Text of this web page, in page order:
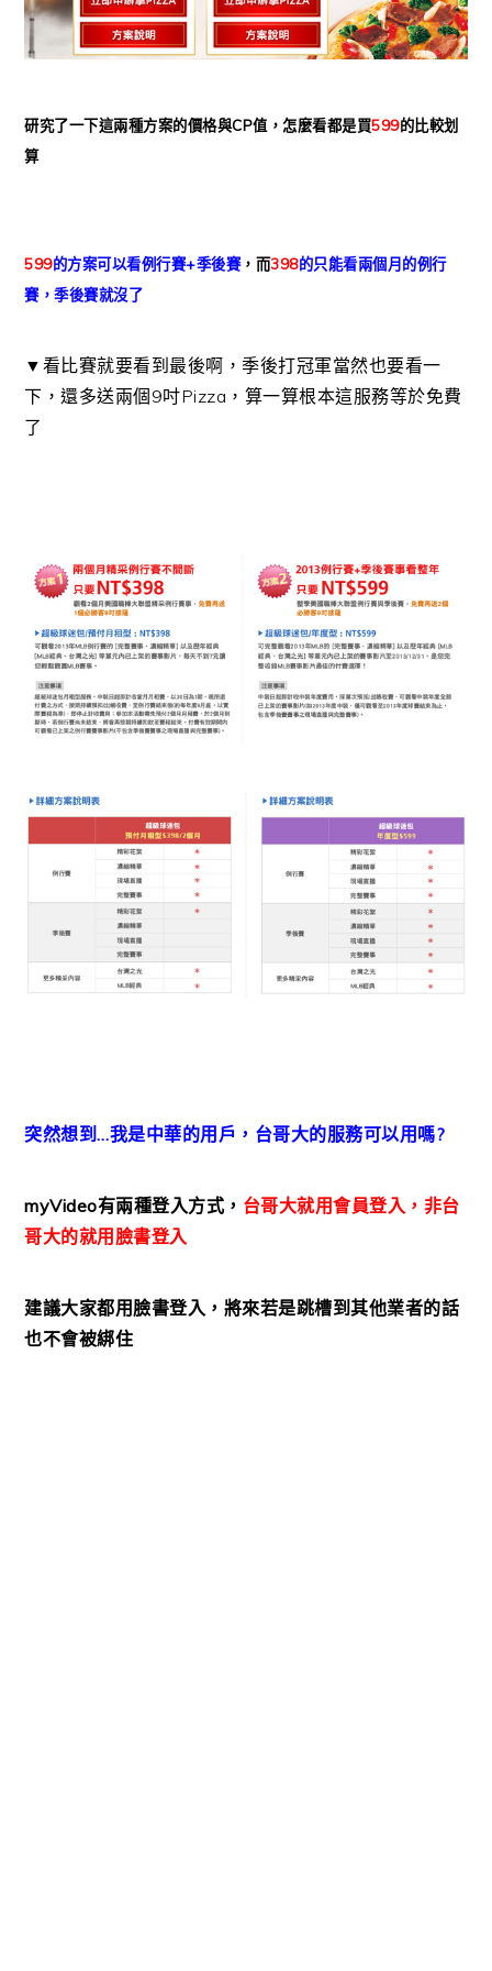
研究了一下這兩種方案的價格與CP值，怎麼看都是買599的比較划
算
599的方案可以看例行賽+季後賽，而398的只能看兩個月的例行
賽，季後賽就沒了
▼看比賽就要看到最後啊，季後打冠軍當然也要看一
下，還多送兩個9吋Pizza，算一算根本這服務等於免費
了
突然想到…我是中華的用戶，台哥大的服務可以用嗎?
myVideo有兩種登入方式， 台哥大就用會員登入，非台
哥大的就用臉書登入
建議大家都用臉書登入，將來若是跳槽到其他業者的話
也不會被綁住